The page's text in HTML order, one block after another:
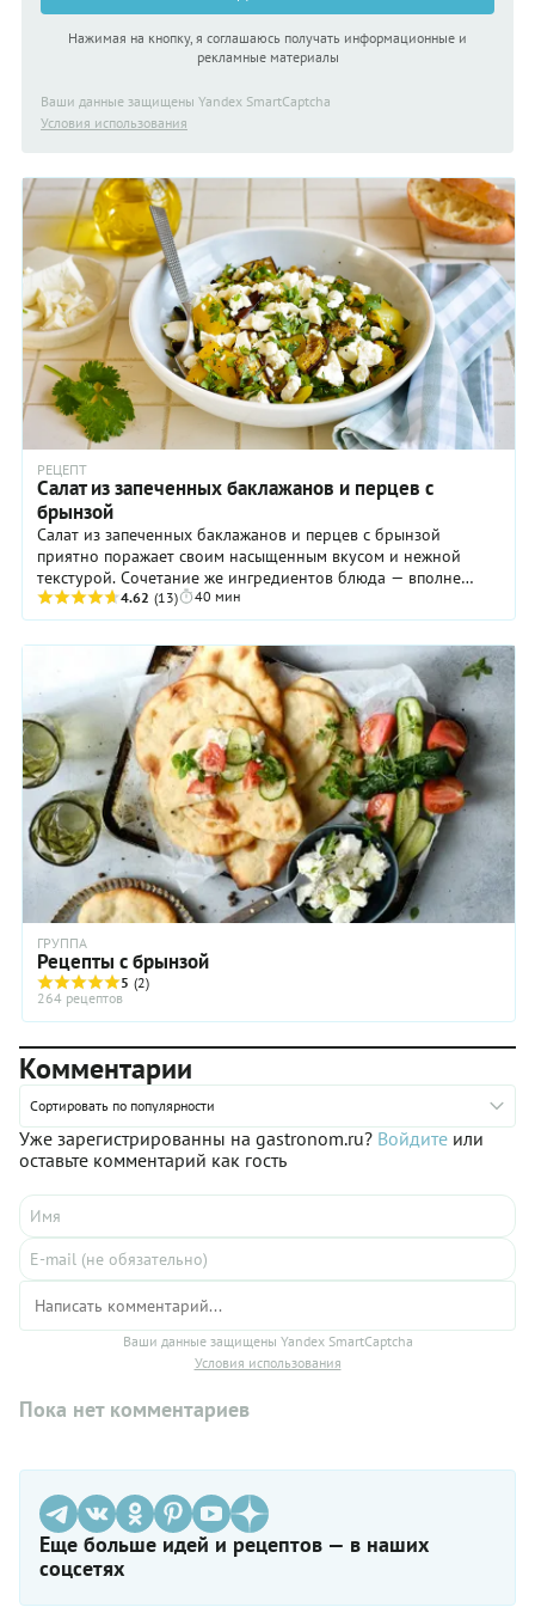
Нажимая на кнопку, я соглашаюсь получать информационные и
рекламные материалы
Ваши данные защищены Yandex SmartCaptcha
Условия использования
РЕЦЕПТ
Салат из запеченных баклажанов и перцев с
брынзой
Салат из запеченных баклажанов и перцев с брынзой
приятно поражает своим насыщенным вкусом и нежной
текстурой. Сочетание же ингредиентов блюда — вполне
традиционное для кухонь Болгарии, Греции или ...
4.62 (13) 40 мин
ГРУППА
Рецепты с брынзой
5 (2)
264 рецептов
Комментарии
Сортировать по популярности
Уже зарегистрированны на gastronom.ru? Войдите или
оставьте комментарий как гость
Ваши данные защищены Yandex SmartCaptcha
Условия использования
Пока нет комментариев
Еще больше идей и рецептов — в наших
соцсетях